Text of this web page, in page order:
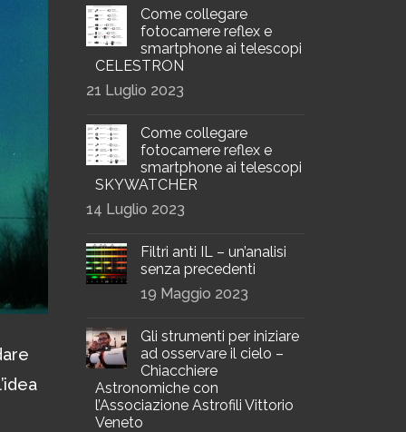
Come collegare
fotocamere reflex e
smartphone ai telescopi
CELESTRON
21 Luglio 2023
Come collegare
fotocamere reflex e
smartphone ai telescopi
SKYWATCHER
14 Luglio 2023
Filtri anti IL – un’analisi
senza precedenti
19 Maggio 2023
Gli strumenti per iniziare
ad osservare il cielo –
Chiacchiere
Astronomiche con
l’Associazione Astrofili Vittorio
Veneto